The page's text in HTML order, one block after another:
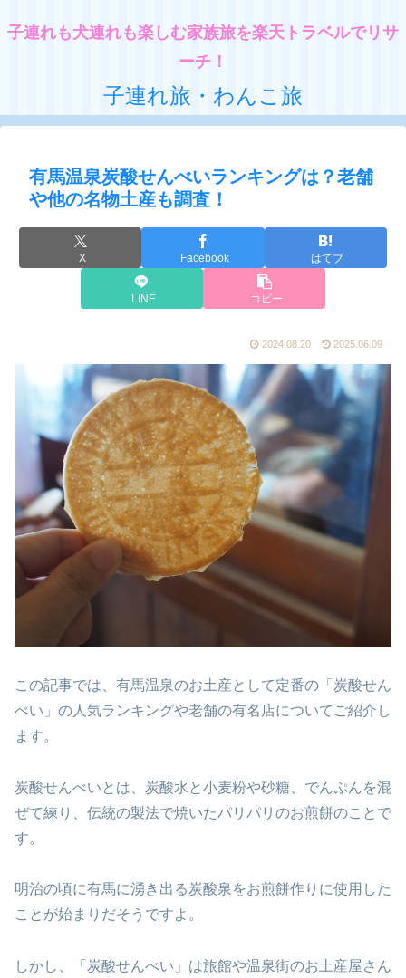
子連れも犬連れも楽しむ家族旅を楽天トラベルでリサ
ーチ！
子連れ旅・わんこ旅
有馬温泉炭酸せんべいランキングは？老舗
や他の名物土産も調査！
X Facebook はてブ
LINE コピー
2024.08.20 2025.06.09
この記事では、有馬温泉のお土産として定番の「炭酸せん
べい」の人気ランキングや老舗の有名店についてご紹介し
ます。
炭酸せんべいとは、 炭酸水と小麦粉や砂糖、でんぷんを混
ぜて練り、伝統の製法で焼いたパリパリのお煎餅のことで
す。
明治の頃に有馬に湧き出る炭酸泉をお煎餅作りに使用した
ことが始まりだそうですよ。
しかし、「炭酸せんべい」は旅館や温泉街のお土産屋さん